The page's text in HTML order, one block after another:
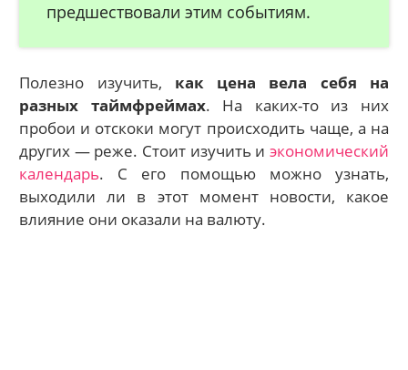
предшествовали этим событиям.
Полезно изучить, как цена вела себя на
разных таймфреймах. На каких-то из них
пробои и отскоки могут происходить чаще, а на
других — реже. Стоит изучить и экономический
календарь. С его помощью можно узнать,
выходили ли в этот момент новости, какое
влияние они оказали на валюту.